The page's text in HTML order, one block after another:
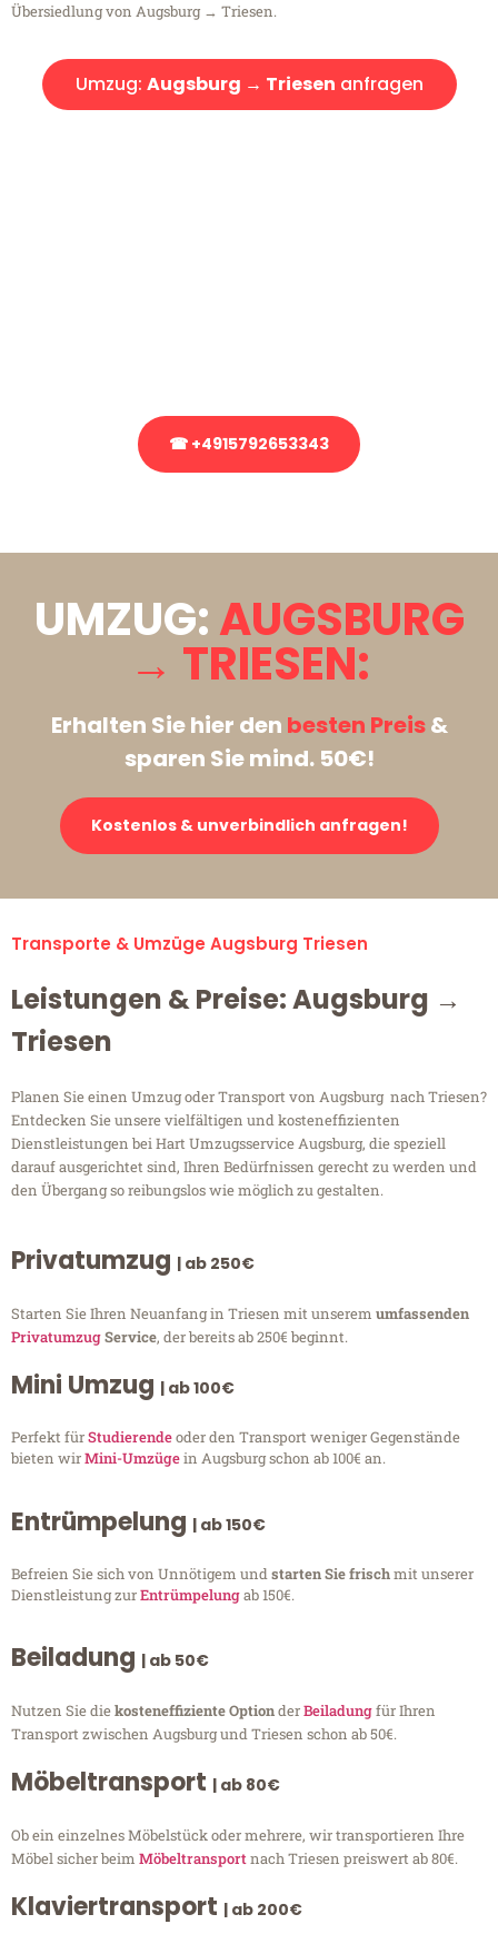
Übersiedlung von Augsburg → Triesen.
Umzug: Augsburg → Triesen anfragen
☎ +4915792653343
UMZUG:AUGSBURG
→ TRIESEN:
Erhalten Sie hier den besten Preis&
sparen Sie mind. 50€!
Kostenlos & unverbindlich anfragen!
Transporte & Umzüge Augsburg Triesen
Leistungen & Preise: Augsburg →
Triesen
Planen Sie einen Umzug oder Transport von Augsburg nach Triesen?
Entdecken Sie unsere vielfältigen und kosteneffizienten
Dienstleistungen bei Hart Umzugsservice Augsburg, die speziell
darauf ausgerichtet sind, Ihren Bedürfnissen gerecht zu werden und
den Übergang so reibungslos wie möglich zu gestalten.
Privatumzug | ab 250€
Starten Sie Ihren Neuanfang in Triesen mit unserem umfassenden
PrivatumzugService, der bereits ab 250€ beginnt.
Mini Umzug | ab 100€
Perfekt fürStudierendeoder den Transport weniger Gegenstände
bieten wirMini-Umzügein Augsburg schon ab 100€ an.
Entrümpelung | ab 150€
Befreien Sie sich von Unnötigem undstarten Sie frischmit unserer
Dienstleistung zurEntrümpelungab 150€.
Beiladung | ab 50€
Nutzen Sie diekosteneffiziente OptionderBeiladungfür Ihren
Transport zwischen Augsburg und Triesen schon ab 50€.
Möbeltransport | ab 80€
Ob ein einzelnes Möbelstück oder mehrere, wir transportieren Ihre
Möbel sicher beim Möbeltransportnach Triesen preiswert ab 80€.
Klaviertransport | ab 200€